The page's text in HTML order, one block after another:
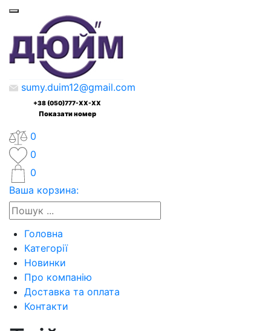
sumy.duim12@gmail.com
+38 (050)777-XX-XX
Показати номер
0
0
0
Ваша корзина:
Головна
Категорії
Новинки
Про компанію
Доставка та оплата
Контакти